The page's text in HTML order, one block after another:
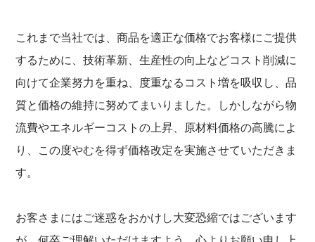
これまで当社では、商品を適正な価格でお客様にご提供
するために、技術革新、生産性の向上などコスト削減に
向けて企業努力を重ね、度重なるコスト増を吸収し、品
質と価格の維持に努めてまいりました。しかしながら物
流費やエネルギーコストの上昇、原材料価格の高騰によ
り、この度やむを得ず価格改定を実施させていただきま
す。
お客さまにはご迷惑をおかけし大変恐縮ではございます